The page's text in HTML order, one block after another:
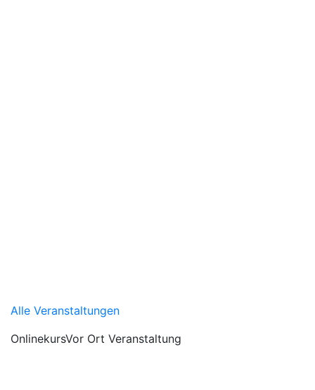
Alle Veranstaltungen
OnlinekursVor Ort Veranstaltung